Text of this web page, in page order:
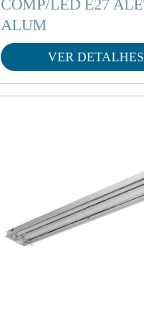
COMP/LED E27
ALUM
VER DETALHES